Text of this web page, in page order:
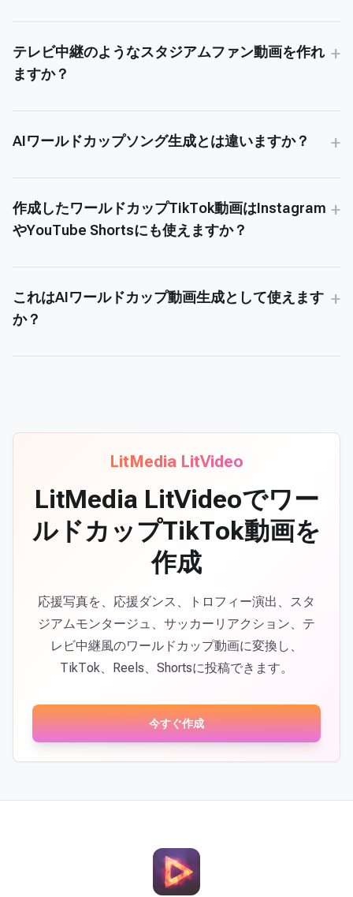
テレビ中継のようなスタジアムファン動画を作れ
ますか？
+
AIワールドカップソング生成とは違いますか？ +
作成したワールドカップTikTok動画はInstagram
やYouTube Shortsにも使えますか？
+
これはAIワールドカップ動画生成として使えます
か？
+
LitMedia LitVideo
LitMedia LitVideoでワー
ルドカップTikTok動画を
作成
応援写真を、応援ダンス、トロフィー演出、スタ
ジアムモンタージュ、サッカーリアクション、テ
レビ中継風のワールドカップ動画に変換し、
TikTok、Reels、Shortsに投稿できます。
今すぐ作成